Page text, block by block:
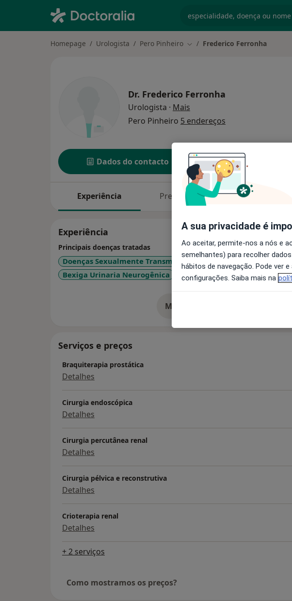
Homepage Urologista Pero Pinheiro Mudar de cidade
Frederico Ferronha
Dr. Frederico Ferronha
Urologista · Mais
Pero Pinheiro 5 endereços
Dados do contacto Solicite um
Experiência Preços Consultórios
Experiência
Principais doenças tratadas
Doenças Sexualmente Transmissíveis
Infertilidade
Bexiga Urinaria Neurogênica
Cistite Bexiga Urinária
Mostrar mais detalhes
Serviços e preços
Braquiterapia prostática
Detalhes
Cirurgia endoscópica
Detalhes
Cirurgia percutânea renal
Detalhes
Cirurgia pélvica e reconstrutiva
Detalhes
Crioterapia renal
Detalhes
+ 2 serviços
Como mostramos os preços?
A sua privacidade é
Ao aceitar, permite-nos a nós e
semelhantes) para recolher
hábitos de navegação. Pode ver
configurações. Saiba mais na